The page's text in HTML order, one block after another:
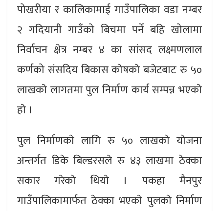
पोखरीया र कालिकामाई गाउँपालिका वडा नम्बर
२ गदियानी गाउँको बिचमा पर्ने बहि खोलामा
निर्वाचन क्षेत्र नम्बर ४ का सांसद लक्ष्मणलाल
कर्णको संसदिय बिकास काेषकाे बजेटबाट रु ५०
लाखकाे लागतमा पुल निर्माण कार्य सम्पन्न भएकाे
हाे ।
पुल निर्माणकाे लागि रु ५० लाखकाे याेजना
अन्तर्गत डिके बिल्डरसले रु ४३ लाखमा ठेक्का
सकार गरेकाे थियाे । पकहा मैनपुर
गाउँपालिकामार्फत ठेक्का भएकाे पुलकाे निर्माण